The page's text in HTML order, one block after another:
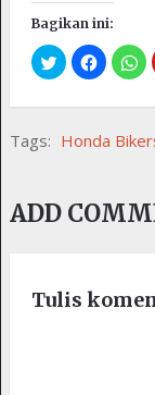
Bagikan ini:
Tags: Honda
ADD
Tulis